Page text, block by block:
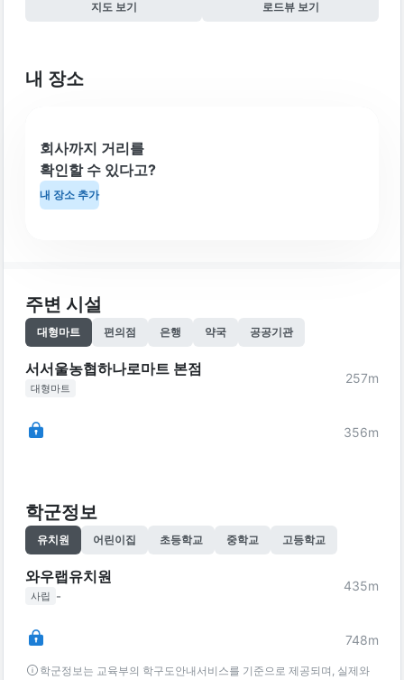
지도 보기 로드뷰 보기
내 장소
회사까지 거리를
확인할 수 있다고?
내 장소 추가
주변 시설
대형마트 편의점 은행 약국 공공기관
서서울농협하나로마트 본점
대형마트
257m
356m
학군정보
유치원 어린이집 초등학교 중학교 고등학교
와우랩유치원
사립 -
435m
748m
학군정보는 교육부의 학구도안내서비스를 기준으로 제공되며, 실제와